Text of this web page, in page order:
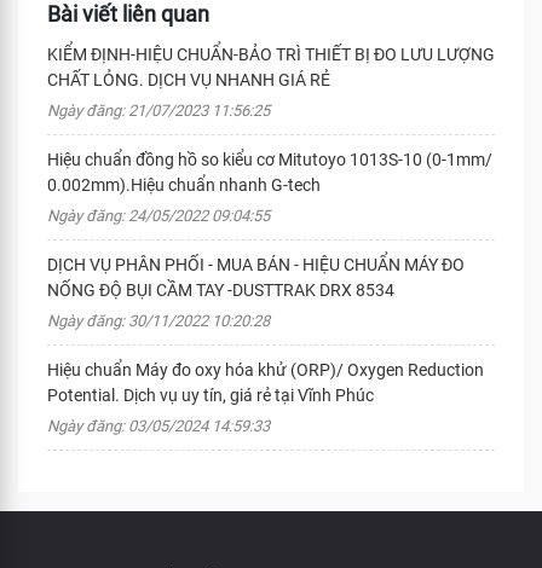
Bài viết liên quan
KIỂM ĐỊNH-HIỆU CHUẨN-BẢO TRÌ THIẾT BỊ ĐO LƯU LƯỢNG
CHẤT LỎNG. DỊCH VỤ NHANH GIÁ RẺ
Ngày đăng: 21/07/2023 11:56:25
Hiệu chuẩn đồng hồ so kiểu cơ Mitutoyo 1013S-10 (0-1mm/
0.002mm).Hiệu chuẩn nhanh G-tech
Ngày đăng: 24/05/2022 09:04:55
DỊCH VỤ PHÂN PHỐI - MUA BÁN - HIỆU CHUẨN MÁY ĐO
NỐNG ĐỘ BỤI CẦM TAY -DUSTTRAK DRX 8534
Ngày đăng: 30/11/2022 10:20:28
Hiệu chuẩn Máy đo oxy hóa khử (ORP)/ Oxygen Reduction
Potential. Dịch vụ uy tín, giá rẻ tại Vĩnh Phúc
Ngày đăng: 03/05/2024 14:59:33